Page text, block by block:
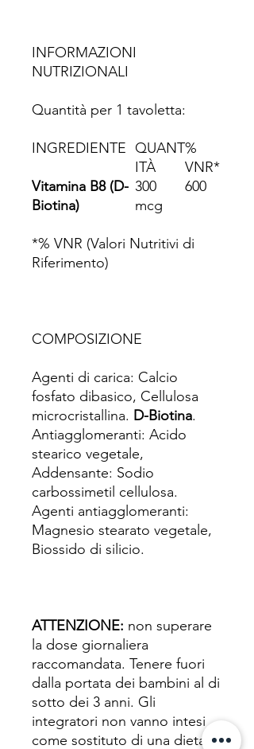
INFORMAZIONI
NUTRIZIONALI
Quantità per 1 tavoletta:
INGREDIENTE QUANT
ITÀ
%
VNR*
Vitamina B8 (D-
Biotina)
300
mcg
600
*% VNR (Valori Nutritivi di
Riferimento)
COMPOSIZIONE
Agenti di carica: Calcio
fosfato dibasico, Cellulosa
microcristallina. D-Biotina.
Antiagglomeranti: Acido
stearico vegetale,
Addensante: Sodio
carbossimetil cellulosa.
Agenti antiagglomeranti:
Magnesio stearato vegetale,
Biossido di silicio.
ATTENZIONE: non superare
la dose giornaliera
raccomandata. Tenere fuori
dalla portata dei bambini al di
sotto dei 3 anni. Gli
integratori non vanno intesi
come sostituto di una dieta